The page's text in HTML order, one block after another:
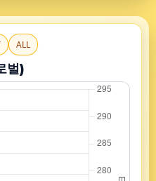
ALL
벌)